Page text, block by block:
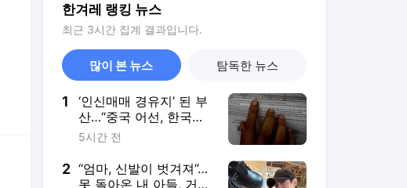
한겨레 랭킹 뉴스
최근 3시간 집계 결과입니다.
많이 본 뉴스 탐독한 뉴스
1
‘인신매매 경유지’ 된 부
산…“중국 어선, 한국에
불법감금 외주화”
5시간 전
2 “엄마, 신발이 벗겨져”…
못 돌아온 내 아들, 거실